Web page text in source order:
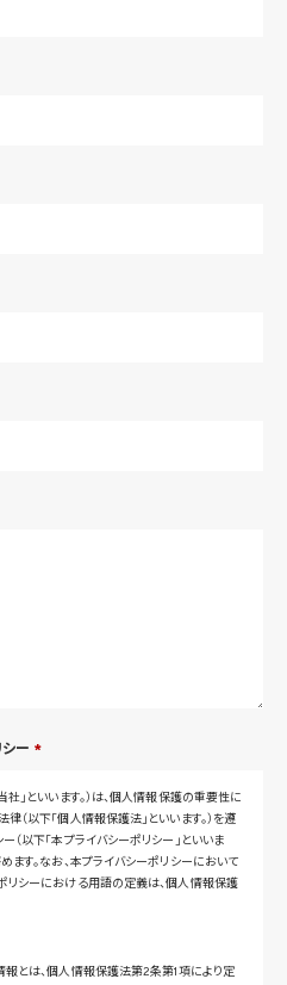
ー *
社」といいます。）は、個人情報保護の重要性に
（以下「個人情報保護法」といいます。）を遵
（以下「本プライバシーポリシー」といいま
ます。なお、本プライバシーポリシーにおいて
リシーにおける用語の定義は、個人情報保護
報とは、個人情報保護法第2条第1項により定